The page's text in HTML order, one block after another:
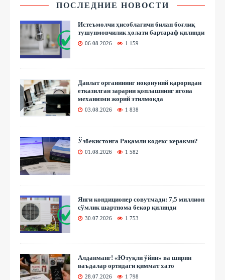
ПОСЛЕДНИЕ НОВОСТИ
Истеъмолчи ҳисоблагичи билан боғлиқ
тушунмовчилик ҳолати бартараф қилинди
06.08.2026 1 159
Давлат органининг ноқонуний қароридан
етказилган зарарни қоплашнинг ягона
механизми жорий этилмоқда
03.08.2026 1 838
Ўзбекистонга Рақамли кодекс керакми?
01.08.2026 1 582
Янги кондиционер совутмади: 7,5 миллион
сўмлик шартнома бекор қилинди
30.07.2026 1 753
Алданманг! «Ютуқли ўйин» ва ширин
ваъдалар ортидаги қиммат хато
28.07.2026 1 798